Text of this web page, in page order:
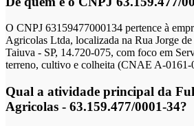
O CNPJ 63159477000134 pertence à
Agricolas Ltda, localizada na Rua Jorge
Taiuva - SP, 14.720-075, com foco em
terreno, cultivo e colheita (CNAE A-0161-
Qual a atividade principal da
Agricolas - 63.159.477/0001-34?